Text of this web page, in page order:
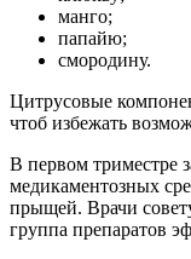
манго;
папайю;
смородину.
Цитрусовые
чтоб избежать
В первом триместре
медикаментозных
прыщей. Врачи
группа препаратов